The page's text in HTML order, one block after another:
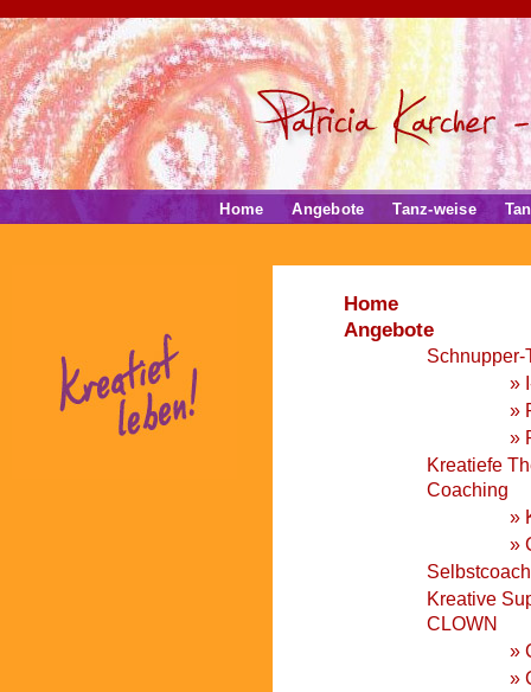
Home Angebote Tanz-weise
Home
Angebote
Schnupper-
»
»
»
Kreatiefe
Coaching
»
»
Kreative
CLOWN
»
»